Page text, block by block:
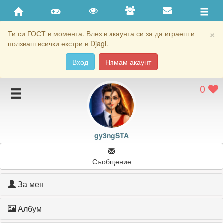
×
Ти си ГОСТ в момента. Влез в акаунта си за да играеш и
ползваш всички екстри в Djagi.
Вход
Нямам акаунт
Приятели
Хронология на игри
Подаръците на gy3ngSTA
Картичките на gy3ngSTA
0
gy3ngSTA
Съобщение
За мен
Албум